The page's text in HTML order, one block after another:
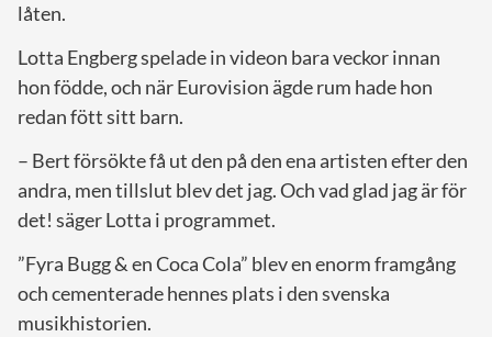
låten.
Lotta Engberg spelade in videon bara veckor innan
hon födde, och när Eurovision ägde rum hade hon
redan fött sitt barn.
– Bert försökte få ut den på den ena artisten efter den
andra, men tillslut blev det jag. Och vad glad jag är för
det! säger Lotta i programmet.
”Fyra Bugg & en Coca Cola” blev en enorm framgång
och cementerade hennes plats i den svenska
musikhistorien.